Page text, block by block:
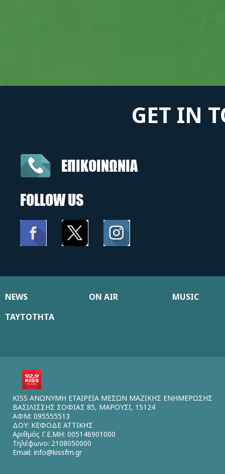
GET IN
ΕΠΙΚΟΙΝΩΝΙΑ
FOLLOW US
NEWS ON AIR
MUSIC
ΤΑΥΤΟΤΗΤΑ
KISS ΑΝΩΝΥΜΗ ΕΤΑΙΡΕΙΑ ΜΕΣΩΝ ΜΑΖΙΚΗΣ ΕΝΗΜΕΡΩΣΗΣ
ΒΑΣΙΛΙΣΣΗΣ ΣΟΦΙΑΣ 85, ΜΑΡΟΥΣΙ, 15124
ΑΦΜ: 095555513
ΔΟΥ: ΚΕΦΟΔΕ ΑΤΤΙΚΗΣ
Αριθμός Γ.Ε.ΜΗ: 005146901000
Τηλέφωνο: 2108050000
Email: info@kissfm.gr